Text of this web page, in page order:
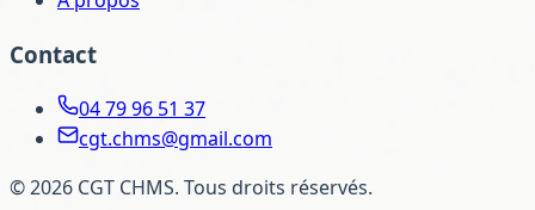
Contact
04 79 96 51 37
cgt.chms@gmail.com
©2026 CGT CHMS. Tous droits réservés.